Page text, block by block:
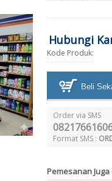
Hubungi
Kode Produk:
Beli
Order via SMS
Format SMS :
Pemesanan